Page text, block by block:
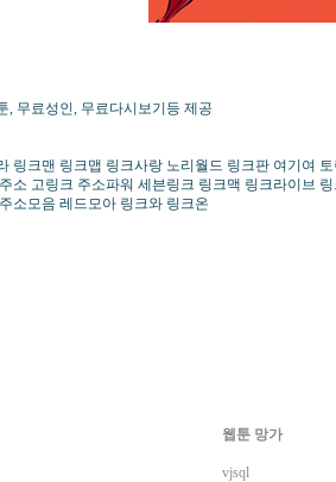
, 무료성인, 무료다시보기등 제공
링크맨 링크맵 링크사랑 노리월드 링크판 여기여
소 고링크 주소파워 세븐링크 링크맥 링크라이브
소모음 레드모아 링크와 링크온
웹툰 망가
vjsql